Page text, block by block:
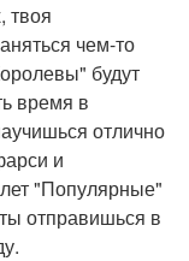
твоя
чем-то
будут
время в
отлично
и
"Популярные"
отправишься в